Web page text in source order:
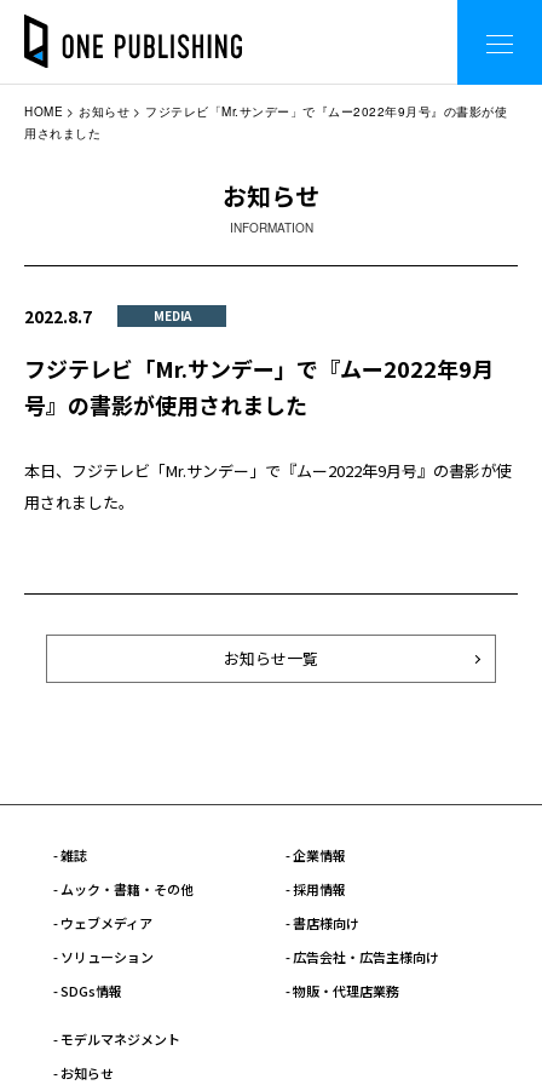
HOME お知らせ
フジテレビ「Mr.サンデー」で『ムー2022年9月号』の書影が使
用されました
お知らせ
INFORMATION
2022.8.7 MEDIA
フジテレビ「Mr.サンデー」で『ムー2022年9月
号』の書影が使用されました
本日、フジテレビ「Mr.サンデー」で『ムー2022年9月号』の書影が使
用されました。
お知らせ一覧
- 雑誌
- ムック・書籍・その他
- ウェブメディア
- ソリューション
- SDGs情報
- 企業情報
- 採用情報
- 書店様向け
- 広告会社・広告主様向け
- 物販・代理店業務
- モデルマネジメント
- お知らせ